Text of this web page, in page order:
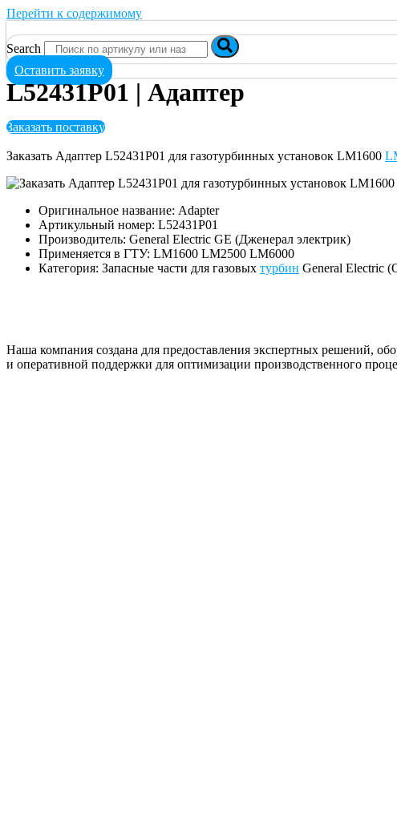
Перейти к содержимому
Search
Оставить заявку
L52431P01 | Адаптер
Заказать поставку
Заказать Адаптер L52431P01 для газотурбинных установок LM1600
Оригинальное название: Adapter
Артикульный номер: L52431P01
Производитель: General Electric GE (Дженерал электрик)
Применяется в ГТУ: LM1600 LM2500 LM6000
Категория: Запасные части для газовых турбин General Electric
Наша компания создана для предоставления экспертных решений,
и оперативной поддержки для оптимизации производственного